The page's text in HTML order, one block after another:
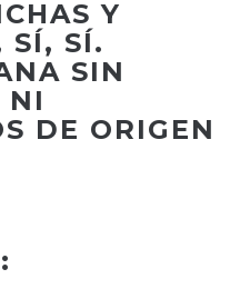
Y
SÍ, SÍ.
SIN
NI
DE ORIGEN